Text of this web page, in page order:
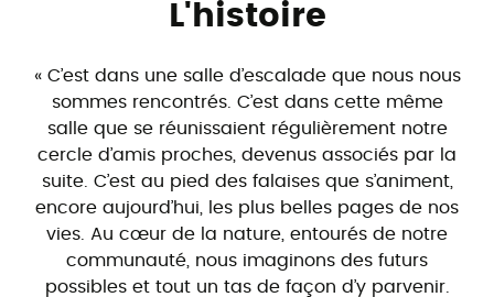
L'histoire
« C’est dans une salle d’escalade que nous nous
sommes rencontrés. C’est dans cette même
salle que se réunissaient régulièrement notre
cercle d’amis proches, devenus associés par la
suite. C’est au pied des falaises que s’animent,
encore aujourd’hui, les plus belles pages de nos
vies. Au cœur de la nature, entourés de notre
communauté, nous imaginons des futurs
possibles et tout un tas de façon d’y parvenir.